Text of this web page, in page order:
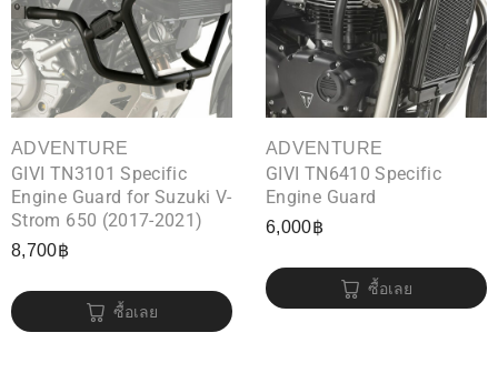
ADVENTURE
GIVI TN3101 Specific
Engine Guard for Suzuki V-
Strom 650 (2017-2021)
8,700฿
ซื้อเลย
ADVENTURE
GIVI TN6410 Specific
Engine Guard
6,000฿
ซื้อเลย